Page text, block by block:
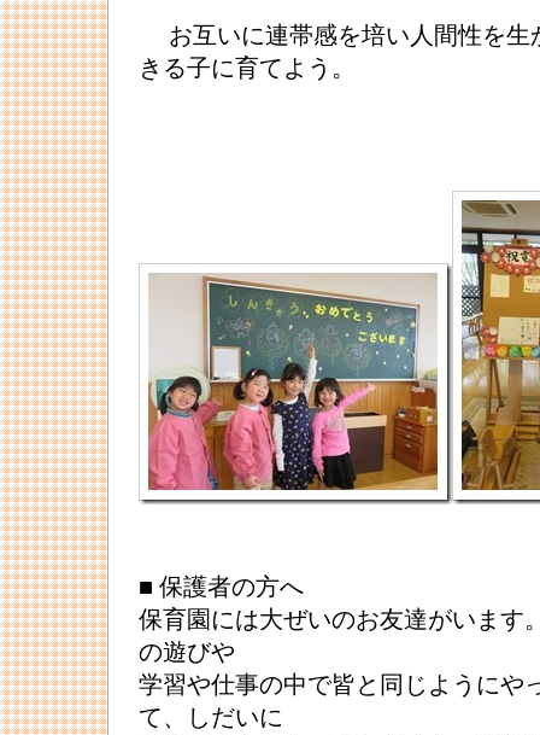
お互いに連帯感を培い人間性を生
きる子に育てよう。
■ 保護者の方へ
保育園には大ぜいのお友達がいます
の遊びや
学習や仕事の中で皆と同じようにや
て、しだいに